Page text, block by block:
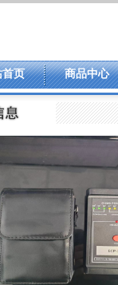
首页 商品中心